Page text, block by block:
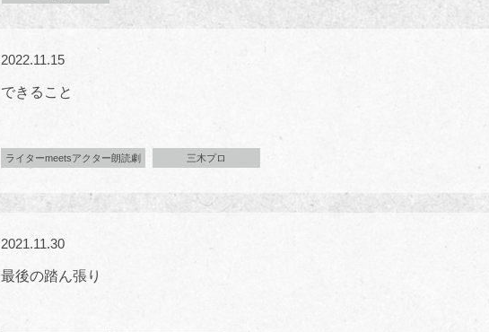
2022.11.15
できること
ライターmeetsアクター朗読劇 三木プロ
2021.11.30
最後の踏ん張り